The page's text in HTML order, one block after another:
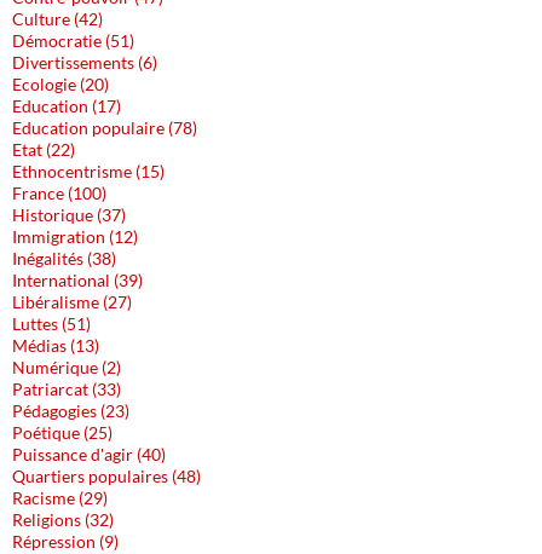
Culture (42)
Démocratie (51)
Divertissements (6)
Ecologie (20)
Education (17)
Education populaire (78)
Etat (22)
Ethnocentrisme (15)
France (100)
Historique (37)
Immigration (12)
Inégalités (38)
International (39)
Libéralisme (27)
Luttes (51)
Médias (13)
Numérique (2)
Patriarcat (33)
Pédagogies (23)
Poétique (25)
Puissance d'agir (40)
Quartiers populaires (48)
Racisme (29)
Religions (32)
Répression (9)